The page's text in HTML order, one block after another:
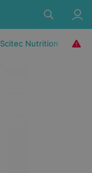
Scitec Nutrition